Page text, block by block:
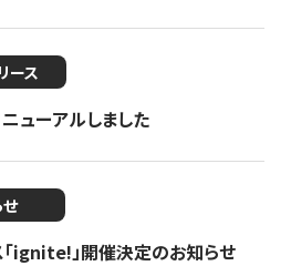
ース
ューアルしました
ignite!」開催決定のお知らせ